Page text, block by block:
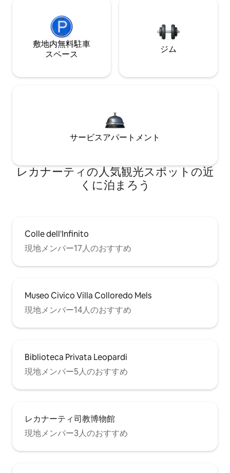
敷地内無料駐⁠車
ス⁠ペ⁠ー⁠ス
ジム
サービスアパートメント
レカナーティの人気観光スポットの近
くに泊まろう
Colle dell'Infinito
現地メンバー17人のおすすめ
Museo Civico Villa Colloredo Mels
現地メンバー14人のおすすめ
Biblioteca Privata Leopardi
現地メンバー5人のおすすめ
レカナーティ司教博物館
現地メンバー3人のおすすめ